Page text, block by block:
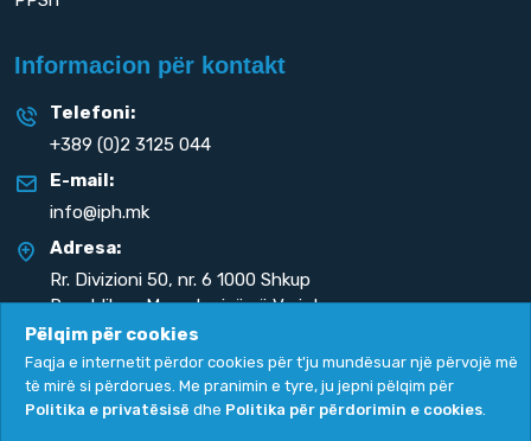
Informacion për kontakt
Telefoni:
+389 (0)2 3125 044
E-mail:
info@iph.mk
Adresa:
Rr. Divizioni 50, nr. 6 1000 Shkup
Republika e Maqedonisë së Veriut
Politika e privatësisë Politika për përdorimin e cookies
Pëlqim për cookies
Faqja e internetit përdor cookies për t'ju mundësuar një përvojë më
të mirë si përdorues. Me pranimin e tyre, ju jepni pëlqim për
Politika e privatësisë dhe Politika për përdorimin e cookies.